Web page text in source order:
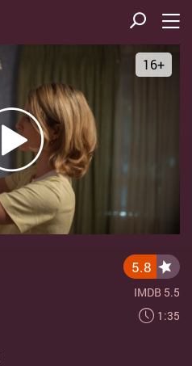
16+
5.8
IMDB 5.5
1:35